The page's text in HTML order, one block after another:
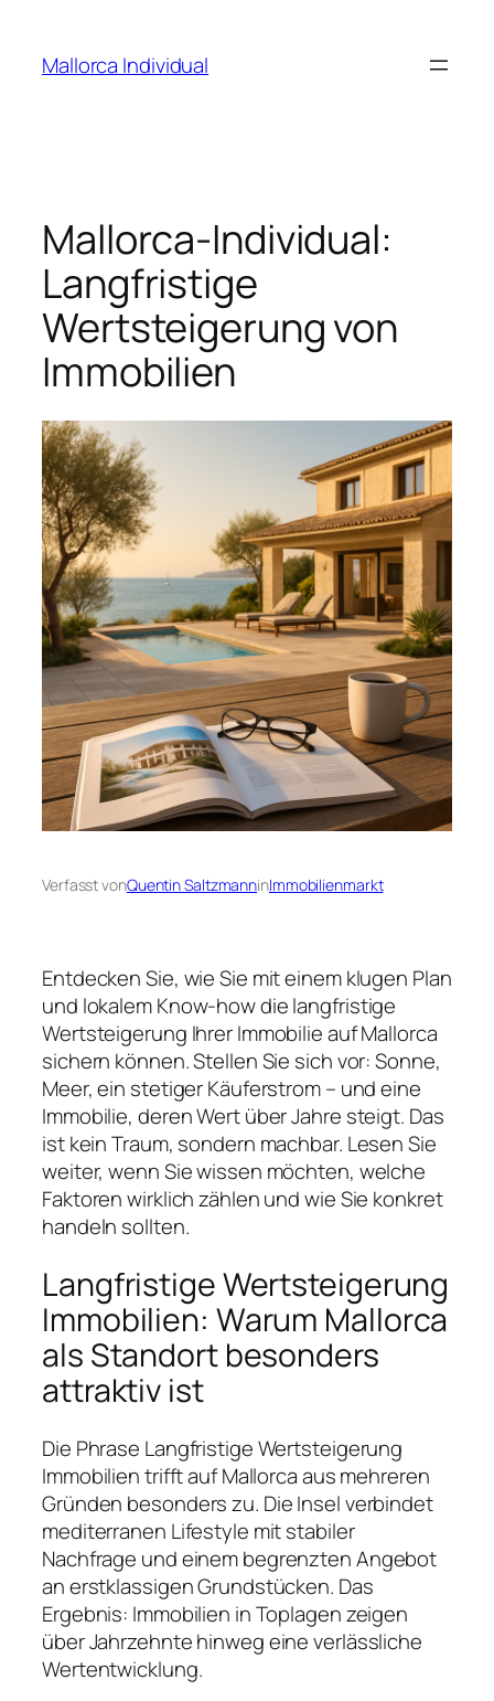
springen
Mallorca Individual
Mallorca-Individual:
Langfristige
Wertsteigerung von
Immobilien
Verfasst vonQuentin SaltzmanninImmobilienmarkt
Entdecken Sie, wie Sie mit einem klugen Plan
und lokalem Know‑how die langfristige
Wertsteigerung Ihrer Immobilie auf Mallorca
sichern können. Stellen Sie sich vor: Sonne,
Meer, ein stetiger Käuferstrom – und eine
Immobilie, deren Wert über Jahre steigt. Das
ist kein Traum, sondern machbar. Lesen Sie
weiter, wenn Sie wissen möchten, welche
Faktoren wirklich zählen und wie Sie konkret
handeln sollten.
Langfristige Wertsteigerung
Immobilien: Warum Mallorca
als Standort besonders
attraktiv ist
Die Phrase Langfristige Wertsteigerung
Immobilien trifft auf Mallorca aus mehreren
Gründen besonders zu. Die Insel verbindet
mediterranen Lifestyle mit stabiler
Nachfrage und einem begrenzten Angebot
an erstklassigen Grundstücken. Das
Ergebnis: Immobilien in Toplagen zeigen
über Jahrzehnte hinweg eine verlässliche
Wertentwicklung.